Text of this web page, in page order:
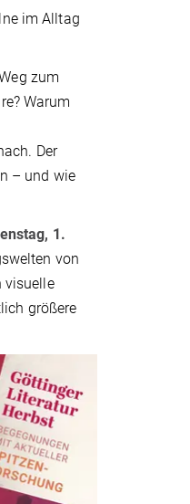
im Alltag
zum
Warum
Der
– und wie
1.
von
visuelle
größere